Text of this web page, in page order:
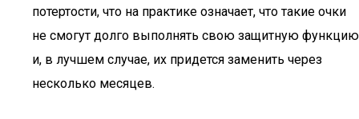
потертости, что на практике означает, что такие очки
не смогут долго выполнять свою защитную функцию
и, в лучшем случае, их придется заменить через
несколько месяцев.